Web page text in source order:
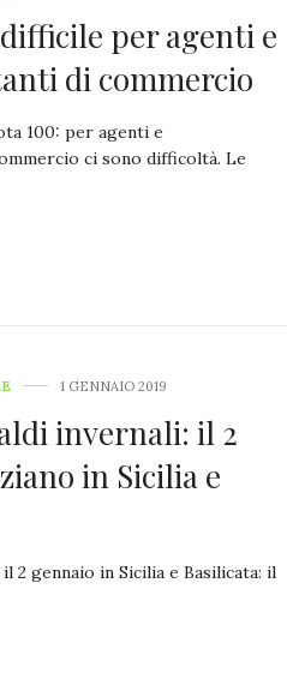
per agenti e
di commercio
100: per agenti e
ci sono difficoltà. Le
1 GENNAIO 2019
invernali: il 2
in Sicilia e
2 gennaio in Sicilia e Basilicata: il